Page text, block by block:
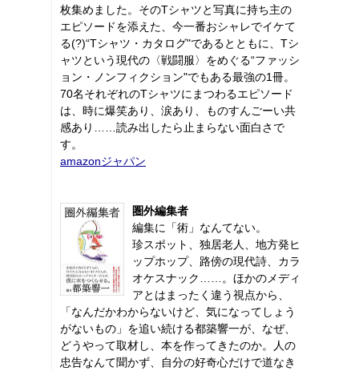
枚集めました。そのTシャツと写真に持ち主の
エピソードを添えた、今一番おシャレでイケて
る(?)“Tシャツ・カタログ"であるとともに、Tシ
ャツという現代の〈戦闘服〉をめぐる“ファッシ
ョン・ノンフィクション"でもある最強の1冊。
70名それぞれのTシャツにまつわるエピソード
は、時に爆笑あり、涙あり、ものすんごーい共
感あり……読み出したら止まらない面白さで
す。
amazonジャパン
圏外編集者
編集に「術」なんてない。
珍スポット、独居老人、地方発ヒ
ップホップ、路傍の現代詩、カラ
オケスナック……。ほかのメディ
アとはまったく違う視点から、
「なんだかわからないけど、気になってしょう
がないもの」を追い続ける都築響一が、なぜ、
どうやって取材し、本を作ってきたのか。人の
忠告なんて聞かず、自分の好奇心だけで道なき